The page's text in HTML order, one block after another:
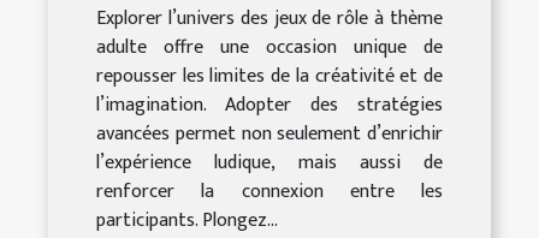
Explorer l’univers des jeux de rôle à thème
adulte offre une occasion unique de
repousser les limites de la créativité et de
l’imagination. Adopter des stratégies
avancées permet non seulement d’enrichir
l’expérience ludique, mais aussi de
renforcer la connexion entre les
participants. Plongez...